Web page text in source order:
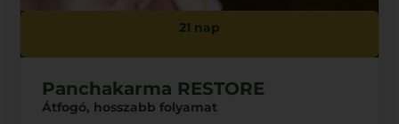
21 nap
Panchakarma RESTORE
Átfogó, hosszabb folyamat